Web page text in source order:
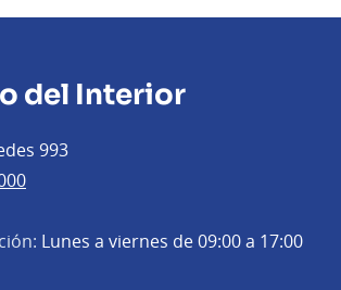
del Interior
993
Lunes a viernes de 09:00 a 17:00